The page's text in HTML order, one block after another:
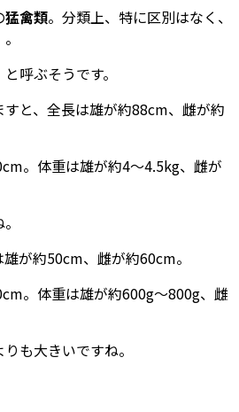
猛禽類。分類上、特に区別はなく、
呼ぶそうです。
すと、全長は雄が約88cm、雌が約
。体重は雄が約4～4.5kg、雌が
が約50cm、雌が約60cm。
。体重は雄が約600g～800g、雌
も大きいですね。